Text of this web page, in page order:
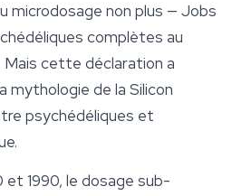
microdosage non plus — Jobs
complètes au
Mais cette déclaration a
mythologie de la Silicon
psychédéliques et
et 1990, le dosage sub-